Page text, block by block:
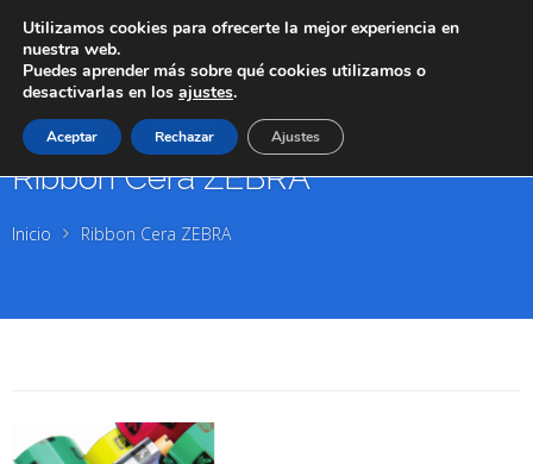
Ribbon Cera ZEBRA
Inicio Ribbon Cera ZEBRA
Utilizamos cookies para ofrecerte la mejor experiencia en
nuestra web.
Puedes aprender más sobre qué cookies utilizamos o
desactivarlas en los ajustes.
Aceptar Rechazar Ajustes